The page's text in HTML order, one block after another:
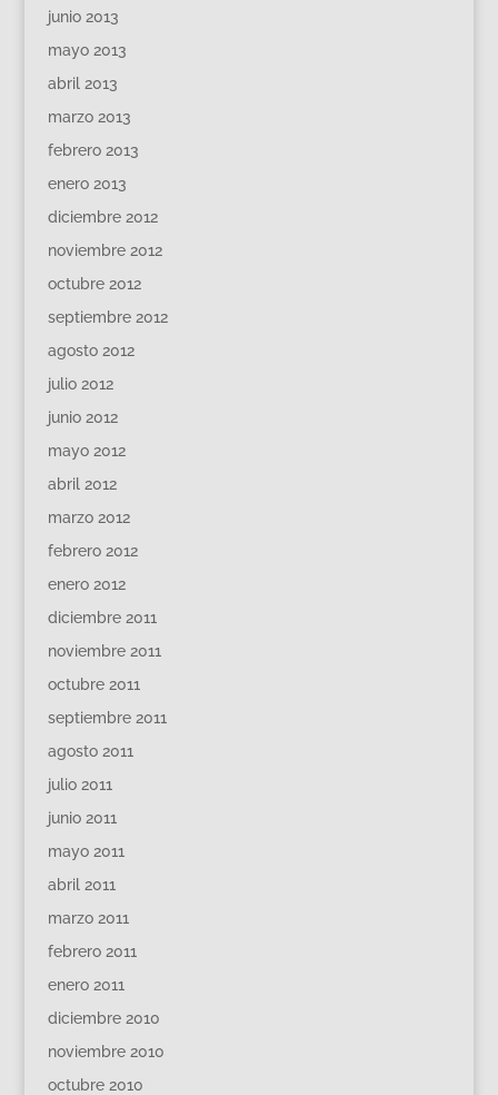
junio 2013
mayo 2013
abril 2013
marzo 2013
febrero 2013
enero 2013
diciembre 2012
noviembre 2012
octubre 2012
septiembre 2012
agosto 2012
julio 2012
junio 2012
mayo 2012
abril 2012
marzo 2012
febrero 2012
enero 2012
diciembre 2011
noviembre 2011
octubre 2011
septiembre 2011
agosto 2011
julio 2011
junio 2011
mayo 2011
abril 2011
marzo 2011
febrero 2011
enero 2011
diciembre 2010
noviembre 2010
octubre 2010